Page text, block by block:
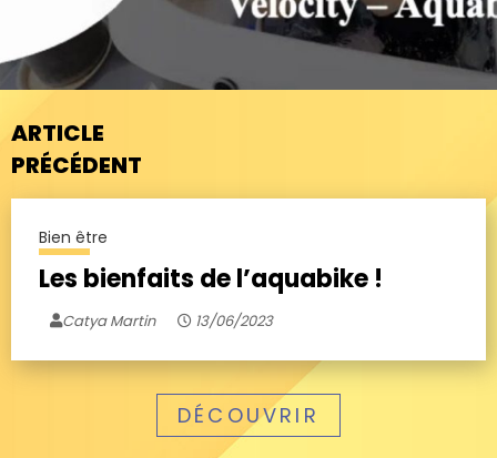
ARTICLE
PRÉCÉDENT
Bien être
Les bienfaits de l’aquabike !
Catya Martin 13/06/2023
DÉCOUVRIR